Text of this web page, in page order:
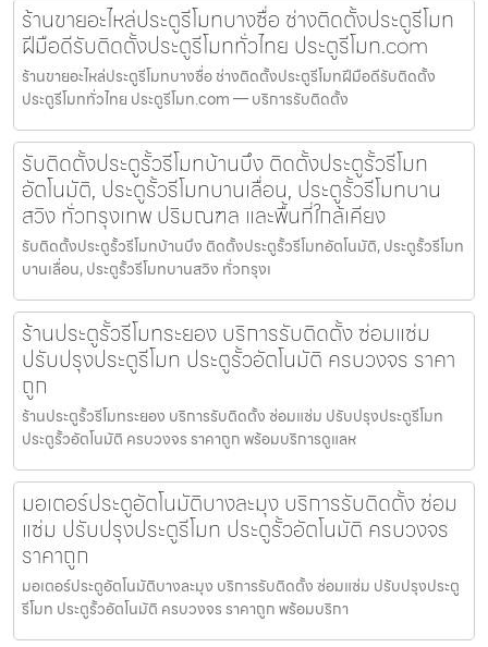
ร้านขายอะไหล่ประตูรีโมทบางซื่อ ช่างติดตั้งประตูรีโมท
ฝีมือดีรับติดตั้งประตูรีโมททั่วไทย ประตูรีโมท.com
ร้านขายอะไหล่ประตูรีโมทบางซื่อ ช่างติดตั้งประตูรีโมทฝีมือดีรับติดตั้ง
ประตูรีโมททั่วไทย ประตูรีโมท.com — บริการรับติดตั้ง
รับติดตั้งประตูรั้วรีโมทบ้านบึง ติดตั้งประตูรั้วรีโมท
อัตโนมัติ, ประตูรั้วรีโมทบานเลื่อน, ประตูรั้วรีโมทบาน
สวิง ทั่วกรุงเทพ ปริมณฑล และพื้นที่ใกล้เคียง
รับติดตั้งประตูรั้วรีโมทบ้านบึง ติดตั้งประตูรั้วรีโมทอัตโนมัติ, ประตูรั้วรีโมท
บานเลื่อน, ประตูรั้วรีโมทบานสวิง ทั่วกรุงเ
ร้านประตูรั้วรีโมทระยอง บริการรับติดตั้ง ซ่อมแซ่ม
ปรับปรุงประตูรีโมท ประตูรั้วอัตโนมัติ ครบวงจร ราคา
ถูก
ร้านประตูรั้วรีโมทระยอง บริการรับติดตั้ง ซ่อมแซ่ม ปรับปรุงประตูรีโมท
ประตูรั้วอัตโนมัติ ครบวงจร ราคาถูก พร้อมบริการดูแลห
มอเตอร์ประตูอัตโนมัติบางละมุง บริการรับติดตั้ง ซ่อม
แซ่ม ปรับปรุงประตูรีโมท ประตูรั้วอัตโนมัติ ครบวงจร
ราคาถูก
มอเตอร์ประตูอัตโนมัติบางละมุง บริการรับติดตั้ง ซ่อมแซ่ม ปรับปรุงประตู
รีโมท ประตูรั้วอัตโนมัติ ครบวงจร ราคาถูก พร้อมบริกา